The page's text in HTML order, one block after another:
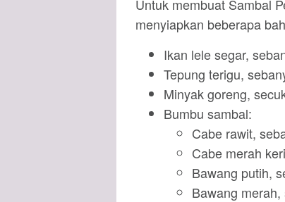
Untuk membuat Sambal
menyiapkan beberapa
Ikan lele segar,
Tepung terigu,
Minyak goreng,
Bumbu sambal:
Cabe rawit,
Cabe merah
Bawang putih,
Bawang